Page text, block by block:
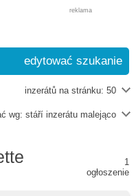
reklama
edytować szukanie
inzerátů na stránku: 50
wg: stáří inzerátu malejąco
1
ogłoszenie